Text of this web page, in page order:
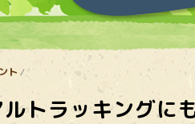
ト
ルトラッキングに